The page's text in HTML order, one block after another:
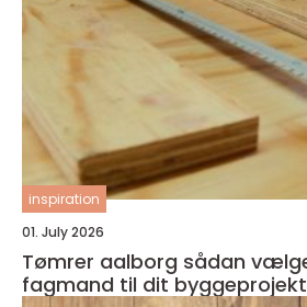
inspiration
01. July 2026
Tømrer aalborg sådan vælger du den rette
fagmand til dit byggeprojekt